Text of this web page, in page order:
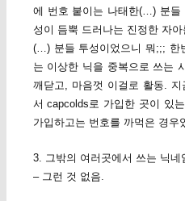
에 번호 붙이는 나태한(…) 분들
성이 듬뿍 드러나는 진정한 자
(…) 분들 투성이었으니 뭐;;; 한
는 이상한 닉을 중복으로 쓰는
깨닫고, 마음껏 이걸로 활동.
서 capcolds로 가입한 곳이 있
가입하고는 번호를 까먹은 경우
3. 그밖의 여러곳에서 쓰는 닉네
– 그런 것 없음.